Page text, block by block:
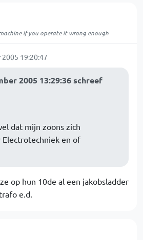
if you operate it wrong enough
19:20:47
2005 13:29:36 schreef
dat mijn zoons zich
en of
op hun 10de al een jakobsladder
e.d.